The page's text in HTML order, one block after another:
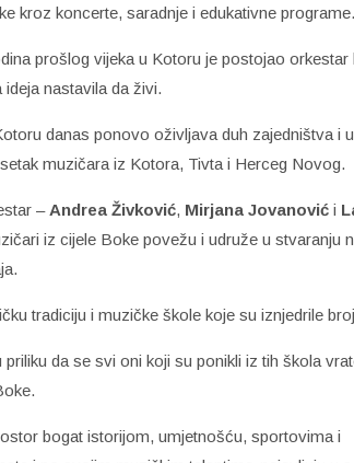
kroz koncerte, saradnje i edukativne programe.
prošlog vijeka u Kotoru je postojao orkestar
nastavila da živi.
danas ponovo oživljava duh zajedništva i
muzičara iz Kotora, Tivta i Herceg Novog.
– Andrea Živković, Mirjana Jovanović i
iz cijele Boke povežu i udruže u stvaranju
tradiciju i muzičke škole koje su iznjedrile
da se svi oni koji su ponikli iz tih škola
bogat istorijom, umjetnošću, sportovima i